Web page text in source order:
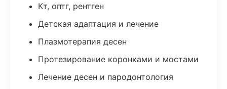
Кт, оптг, рентген
Детская адаптация и лечение
Плазмотерапия десен
Протезирование коронками и мостами
Лечение десен и пародонтология